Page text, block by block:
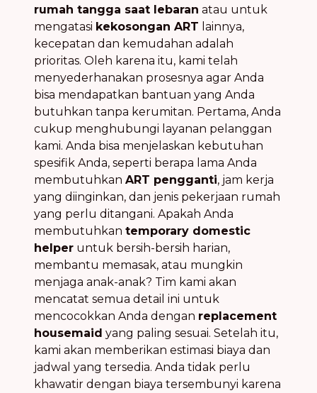
rumah tangga saat lebaran atau untuk
mengatasi kekosongan ART lainnya,
kecepatan dan kemudahan adalah
prioritas. Oleh karena itu, kami telah
menyederhanakan prosesnya agar Anda
bisa mendapatkan bantuan yang Anda
butuhkan tanpa kerumitan. Pertama, Anda
cukup menghubungi layanan pelanggan
kami. Anda bisa menjelaskan kebutuhan
spesifik Anda, seperti berapa lama Anda
membutuhkan ART pengganti, jam kerja
yang diinginkan, dan jenis pekerjaan rumah
yang perlu ditangani. Apakah Anda
membutuhkan temporary domestic
helper untuk bersih-bersih harian,
membantu memasak, atau mungkin
menjaga anak-anak? Tim kami akan
mencatat semua detail ini untuk
mencocokkan Anda dengan replacement
housemaid yang paling sesuai. Setelah itu,
kami akan memberikan estimasi biaya dan
jadwal yang tersedia. Anda tidak perlu
khawatir dengan biaya tersembunyi karena